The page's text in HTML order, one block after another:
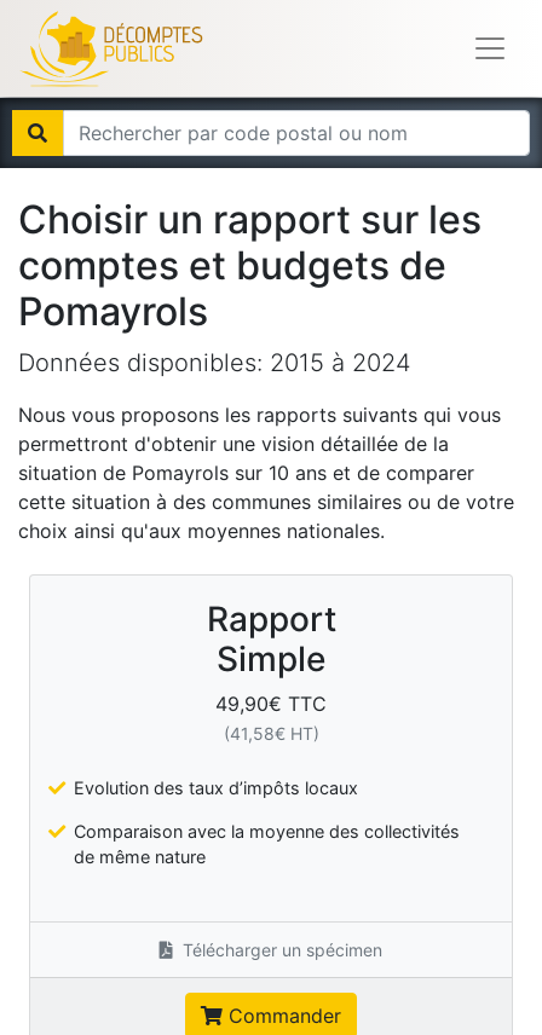
Choisir un rapport sur les
comptes et budgets de
Pomayrols
Données disponibles: 2015 à 2024
Nous vous proposons les rapports suivants qui vous
permettront d'obtenir une vision détaillée de la
situation de Pomayrols sur 10 ans et de comparer
cette situation à des communes similaires ou de votre
choix ainsi qu'aux moyennes nationales.
Rapport
Simple
49,90€ TTC
(41,58€ HT)
Evolution des taux d’impôts locaux
Comparaison avec la moyenne des collectivités
de même nature
Télécharger un spécimen
Commander